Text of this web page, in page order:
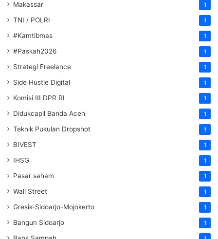
Makassar 1
TNI / POLRI 1
#Kamtibmas 1
#Paskah2026 1
Strategi Freelance 1
Side Hustle Digital 1
Komisi III DPR RI 1
Didukcapil Banda Aceh 1
Teknik Pukulan Dropshot 1
BIVEST 1
IHSG 1
Pasar saham 1
Wall Street 1
Gresik-Sidoarjo-Mojokerto 1
Bangun Sidoarjo 1